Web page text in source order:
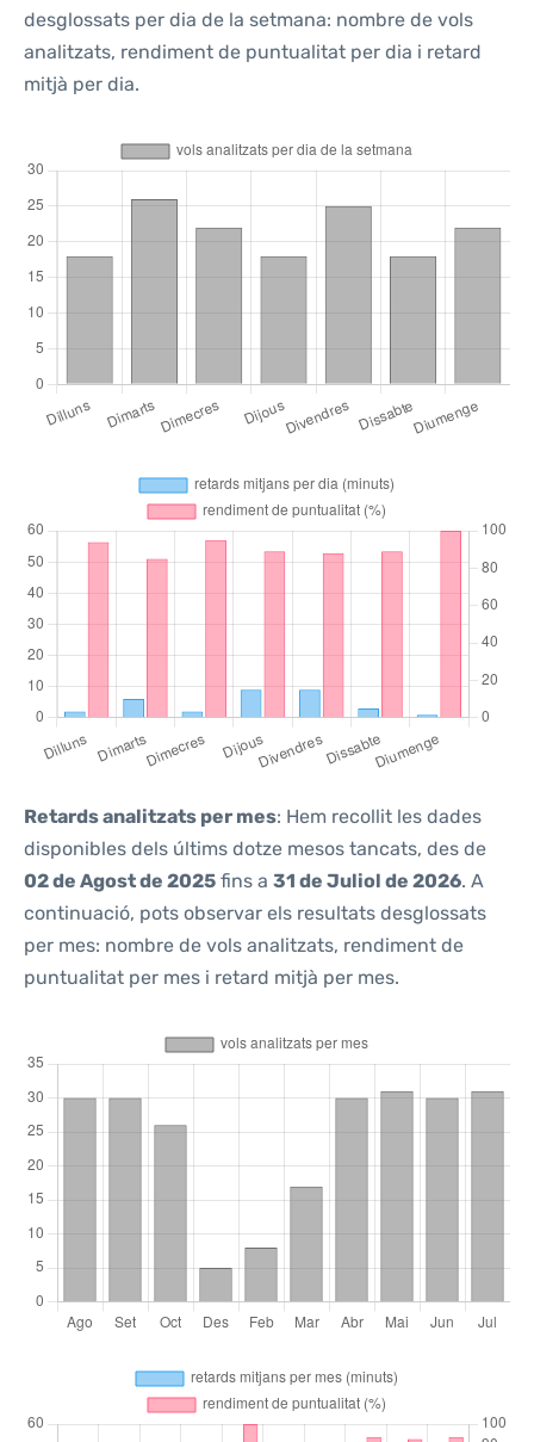
desglossats per dia de la setmana: nombre de vols
analitzats, rendiment de puntualitat per dia i retard
mitjà per dia.
Retards analitzats per mes: Hem recollit les dades
disponibles dels últims dotze mesos tancats, des de
02 de Agost de 2025 fins a 31 de Juliol de 2026. A
continuació, pots observar els resultats desglossats
per mes: nombre de vols analitzats, rendiment de
puntualitat per mes i retard mitjà per mes.